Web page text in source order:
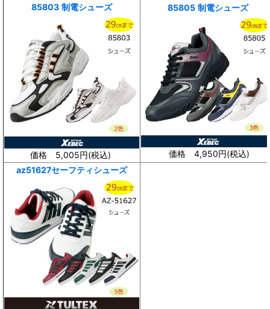
85803 制電シューズ
価格 5,005円(税込)
85805 制電シューズ
価格 4,950円(税込)
az51627セーフティシューズ